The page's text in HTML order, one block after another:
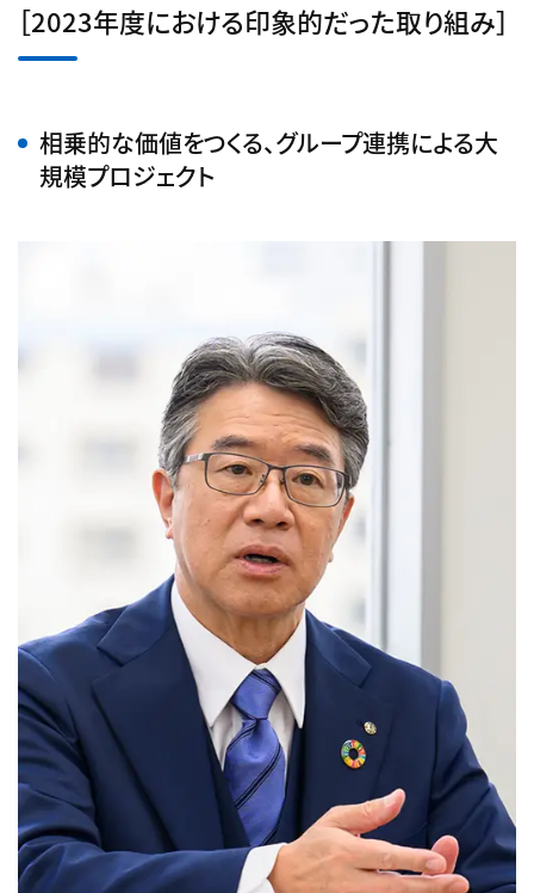
［2023年度における印象的だった取り組み］
相乗的な価値をつくる、グループ連携による大
規模プロジェクト